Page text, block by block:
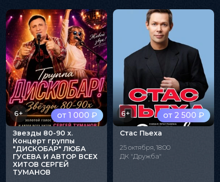
от 1 000 ₽
6+
Звезды 80-90 х.
Концерт группы
"ДИСКОБАР" ЛЮБА
ГУСЕВА И АВТОР ВСЕХ
ХИТОВ СЕРГЕЙ
ТУМАНОВ
от 2 500 ₽
6+
Стас Пьеха
25 октября, 18:00
ДК "Дружба"